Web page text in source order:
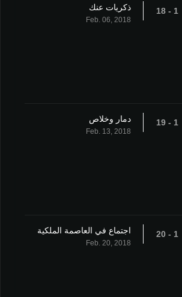
1 - 18 ذكريات عنك
Feb. 06, 2018
1 - 19 دمار وخلاص
Feb. 13, 2018
1 - 20 اجتماع في العاصمة الملكية
Feb. 20, 2018